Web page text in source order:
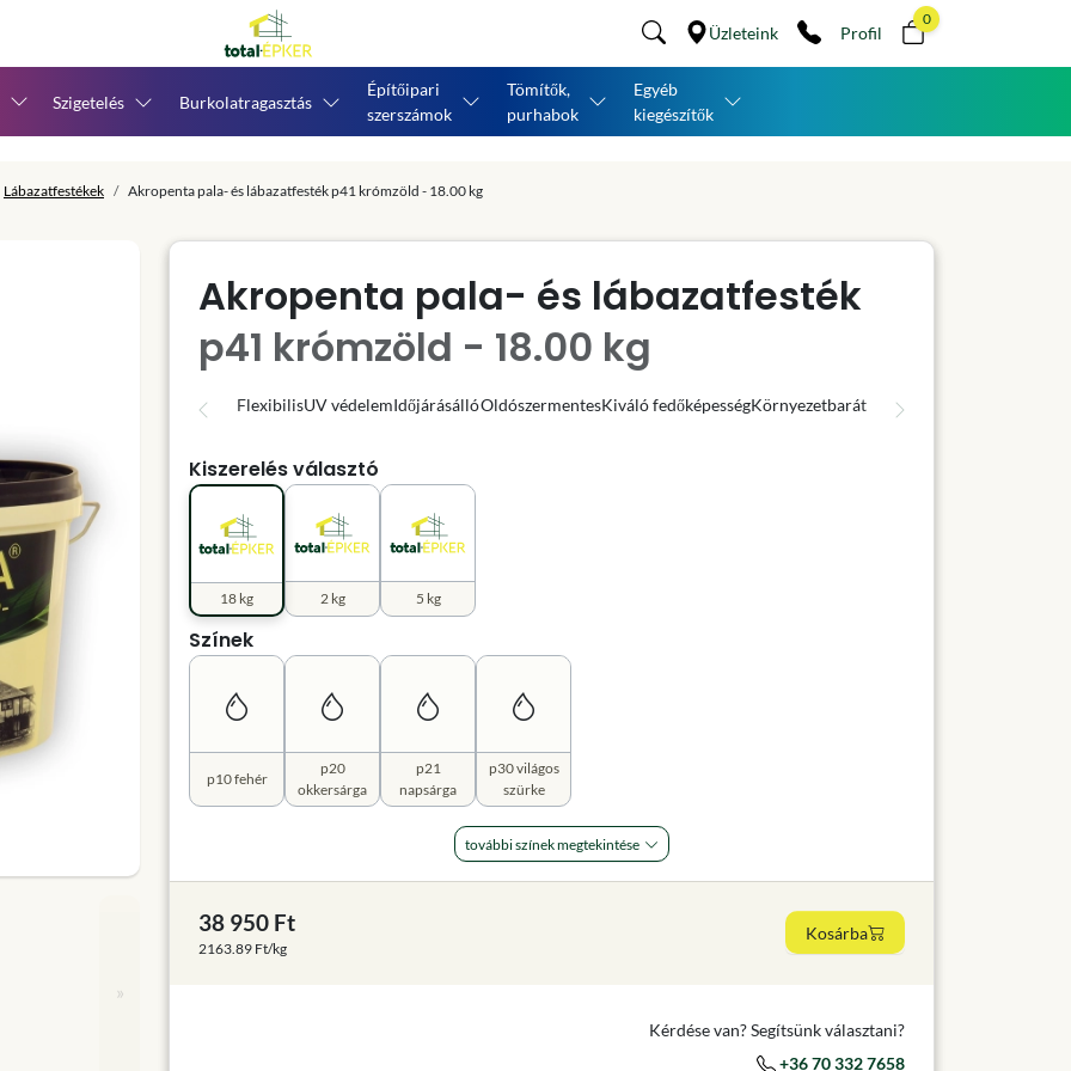
Üzleteink Profil
0
Szigetelés Burkolatragasztás
Építőipari
szerszámok
Tömítők,
purhabok
Egyéb
kiegészítők
Lábazatfestékek Akropenta pala- és lábazatfesték p41 krómzöld - 18.00 kg
»
Akropenta pala- és lábazatfesték
p41 krómzöld - 18.00 kg
FlexibilisUV védelemIdőjárásállóOldószermentesKiváló fedőképességKörnyezetbarát
Kiszerelés választó
2 kg 5 kg
18 kg
Színek
p10 fehér
p20
okkersárga
p21
napsárga
p30 világos
szürke
további színek megtekintése
38 950 Ft
2163.89 Ft/kg
Kosárba
Kérdése van? Segítsünk választani?
+36 70 332 7658